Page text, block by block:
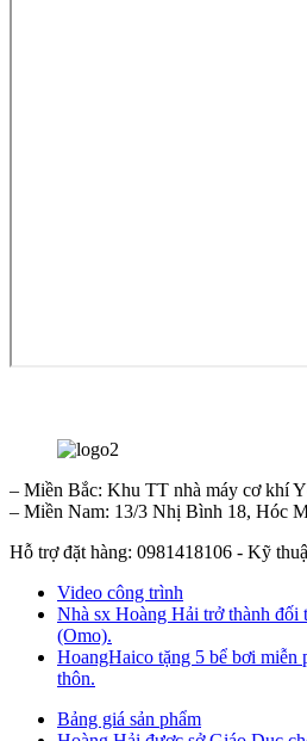
– Miền Bắc: Khu TT nhà máy cơ khí
– Miền Nam: 13/3 Nhị Bình 18, Hóc
Hỗ trợ đặt hàng: 0981418106 - Kỹ
Video công trình
Nhà sx Hoàng Hải trở thành đối
(Omo).
HoangHaico tặng 5 bể bơi miễn
thôn.
Bảng giá sản phẩm